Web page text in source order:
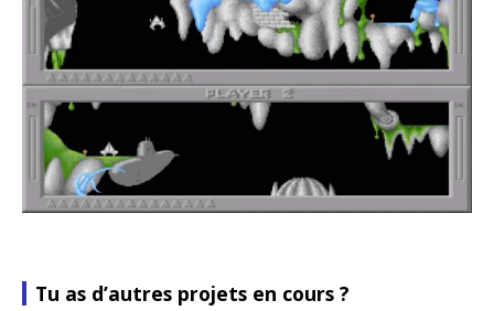
Tu as d’autres projets en cours ?